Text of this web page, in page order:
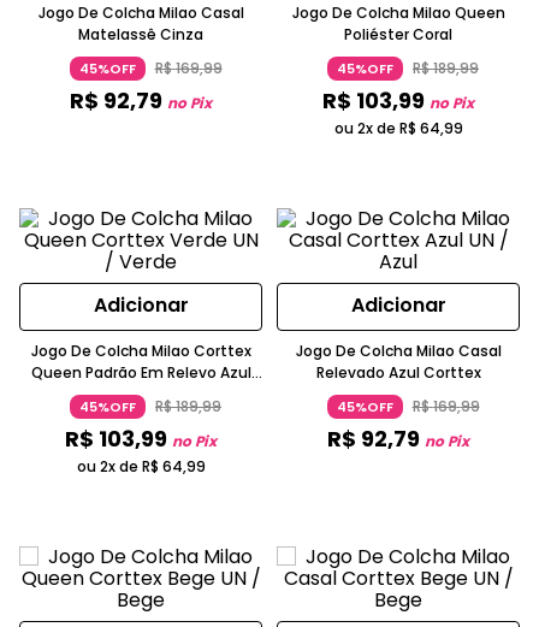
Jogo De Colcha Milao Casal
Matelassê Cinza
45%OFF R$169,99
R$ 92,79 no Pix
Jogo De Colcha Milao Queen
Poliéster Coral
45%OFF R$189,99
R$ 103,99 no Pix
ou 2x de R$ 64,99
Adicionar
Jogo De Colcha Milao Corttex
Queen Padrão Em Relevo Azul
Turquesa
45%OFF R$189,99
R$ 103,99 no Pix
ou 2x de R$ 64,99
Adicionar
Jogo De Colcha Milao Casal
Relevado Azul Corttex
45%OFF R$169,99
R$ 92,79 no Pix